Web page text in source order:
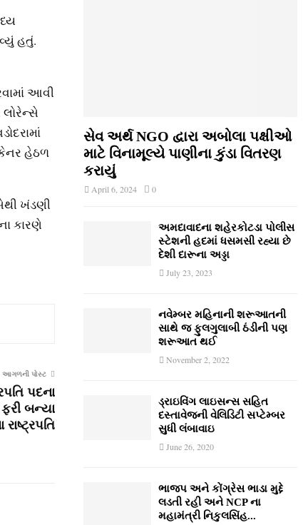
હતું.
આવી
લોરેન્સે
હેઠળ
ખંડણી
કારણે
આગળની પોસ્ટ
પદના
બન્યા
સેવ અર્થ NGO દ્વારા અબોલા પક્ષીઓ
માટે વિનામૂલ્યે પાણીના કુંડા વિતરણ
કરાયું
April 6, 2024 0
અમદાવાદના શહેરકોટડા પોલીસ
સ્ટેશની હદમાં ધસમસી રહ્યા છે
દેશી દારૂના અડ્ડા
July 23, 2023
નવેમ્‍બર મહિનાની શરૂઆતની
સાથે જ ફુલગુલાબી ઠંડીની પણ
શરૂઆત થઈ
November 2, 2022
ડ્રાઇવિંગ લાઇસન્સ સહિત
દસ્તાવેજની વેલિડિટી સપ્ટેમ્બર
સુધી લંબાવાઇ
June 26, 2020
ભાજપ અને કોંગ્રેસ ભાડા મુદ્દે
લડતી રહી અને NCP ના
મહામંત્રી નિકુલસિંહ...